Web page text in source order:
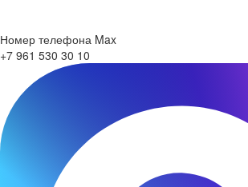
Номер телефона Max
+7 961 530 30 10